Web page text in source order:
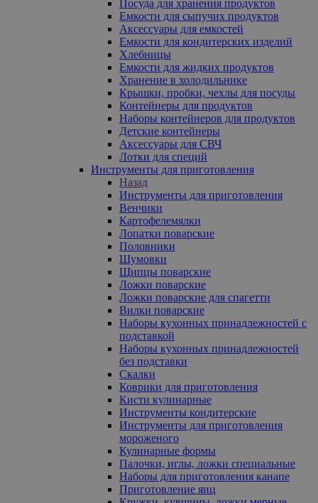
Посуда для хранения продуктов
Емкости для сыпучих продуктов
Аксессуары для емкостей
Емкости для кондитерских изделий
Хлебницы
Емкости для жидких продуктов
Хранение в холодильнике
Крышки, пробки, чехлы для посуды
Контейнеры для продуктов
Наборы контейнеров для продуктов
Детские контейнеры
Аксессуары для СВЧ
Лотки для специй
Инструменты для приготовления
Назад
Инструменты для приготовления
Венчики
Картофелемялки
Лопатки поварские
Половники
Шумовки
Щипцы поварские
Ложки поварские
Ложки поварские для спагетти
Вилки поварские
Наборы кухонных принадлежностей с
подставкой
Наборы кухонных принадлежностей
без подставки
Скалки
Коврики для приготовления
Кисти кулинарные
Инструменты кондитерские
Инструменты для приготовления
мороженого
Кулинарные формы
Палочки, иглы, ложки специальные
Наборы для приготовления канапе
Приготовление яиц